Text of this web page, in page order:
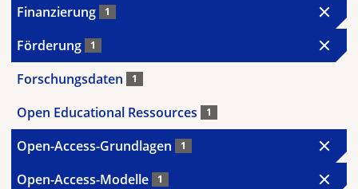
Finanzierung 1
Förderung 1
Forschungsdaten 1
Open Educational Ressources 1
Open-Access-Grundlagen 1
Open-Access-Modelle 1